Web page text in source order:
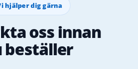
hjälper dig gärna
oss innan
beställer